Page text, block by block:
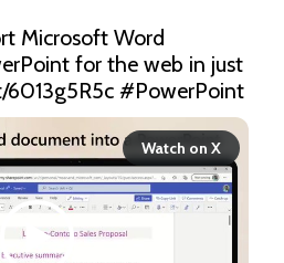
Microsoft Word
for the web in just
#PowerPoint
Watch on X